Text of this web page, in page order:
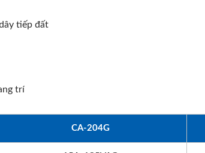
tiếp đất
trí
CA-204G